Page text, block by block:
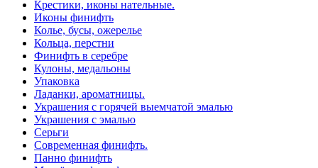
Крестики, иконы нательные.
Иконы финифть
Колье, бусы, ожерелье
Кольца, перстни
Финифть в серебре
Кулоны, медальоны
Упаковка
Ладанки, ароматницы.
Украшения с горячей выемчатой эмалью
Украшения с эмалью
Серьги
Современная финифть.
Панно финифть